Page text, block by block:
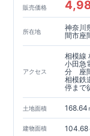
販売価格
所在地
神奈川
間市座
アクセス
相模線
小田急
分 座
相模鉄
停まで
土地面積 168.64
建物面積 104.68